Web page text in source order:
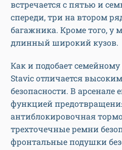
встречается с пятью и
спереди, три на втором
багажника. Кроме того, у
длинный широкий кузов.
Как и подобает
Stavic отличается
безопасности. В арсенале
функцией
антиблокировочная
трехточечные ремни
фронтальные подушки